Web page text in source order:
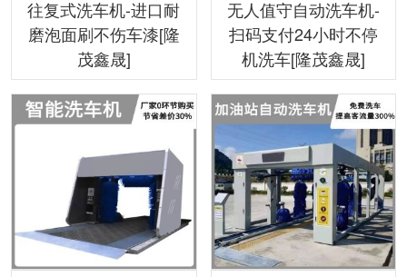
往复式洗车机-进口耐
磨泡面刷不伤车漆[隆
茂鑫晟]
无人值守自动洗车机-
扫码支付24小时不停
机洗车[隆茂鑫晟]